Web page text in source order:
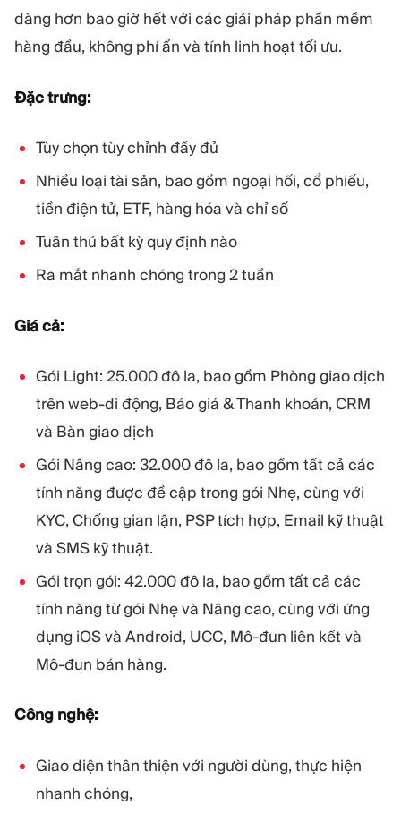
dàng hơn bao giờ hết với các giải pháp phần mềm
hàng đầu, không phí ẩn và tính linh hoạt tối ưu.
Đặc trưng:
Tùy chọn tùy chỉnh đầy đủ
Nhiều loại tài sản, bao gồm ngoại hối, cổ phiếu,
tiền điện tử, ETF, hàng hóa và chỉ số
Tuân thủ bất kỳ quy định nào
Ra mắt nhanh chóng trong 2 tuần
Giá cả:
Gói Light: 25.000 đô la, bao gồm Phòng giao dịch
trên web-di động, Báo giá & Thanh khoản, CRM
và Bàn giao dịch
Gói Nâng cao: 32.000 đô la, bao gồm tất cả các
tính năng được đề cập trong gói Nhẹ, cùng với
KYC, Chống gian lận, PSP tích hợp, Email kỹ thuật
và SMS kỹ thuật.
Gói trọn gói: 42.000 đô la, bao gồm tất cả các
tính năng từ gói Nhẹ và Nâng cao, cùng với ứng
dụng iOS và Android, UCC, Mô-đun liên kết và
Mô-đun bán hàng.
Công nghệ:
Giao diện thân thiện với người dùng, thực hiện
nhanh chóng,